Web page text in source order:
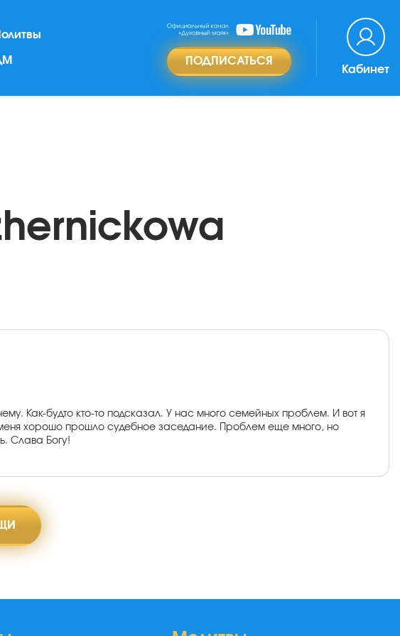
ПОДПИСАТЬСЯ
Кабинет
Как-будто кто-то подсказал. У нас много семейных проблем. И вот я
хорошо прошло судебное заседание. Проблем еще много, но
Слава Богу!